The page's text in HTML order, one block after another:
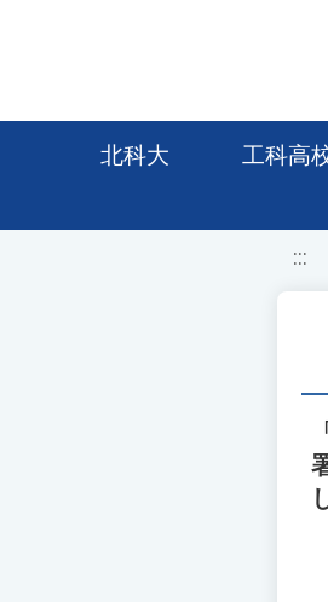
北科大 工科高
:::